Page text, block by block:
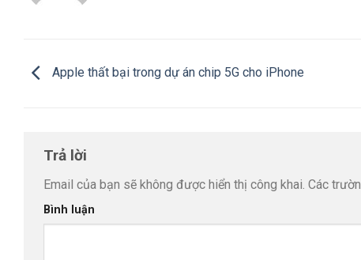
Apple thất bại trong dự án chip 5G cho iPhone
Trả lời
Email của bạn sẽ không được hiển thị công khai. Các
Bình luận